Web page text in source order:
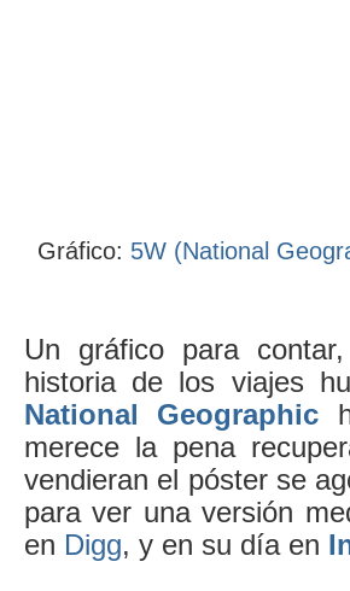
Gráfico: 5W (National
Un gráfico para
historia de los viajes
National Geographic
merece la pena
vendieran el póster se
para ver una versión
en Digg, y en su día en